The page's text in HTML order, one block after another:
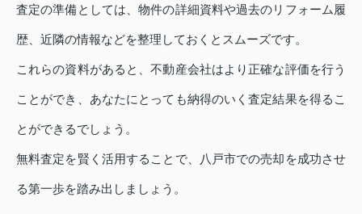
査定の準備としては、物件の詳細資料や過去のリフォーム履
歴、近隣の情報などを整理しておくとスムーズです。
これらの資料があると、不動産会社はより正確な評価を行う
ことができ、あなたにとっても納得のいく査定結果を得るこ
とができるでしょう。
無料査定を賢く活用することで、八戸市での売却を成功させ
る第一歩を踏み出しましょう。